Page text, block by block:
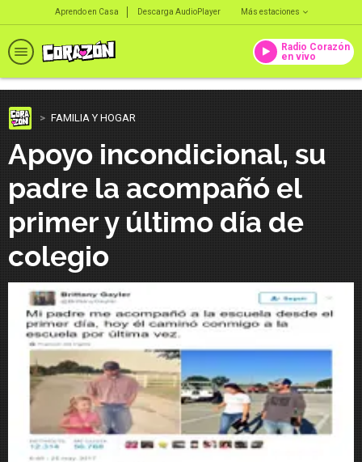
Aprendo en Casa Descarga AudioPlayer Más estaciones
Radio Corazón
en vivo
FAMILIA Y HOGAR
Apoyo incondicional, su
padre la acompañó el
primer y último día de
colegio